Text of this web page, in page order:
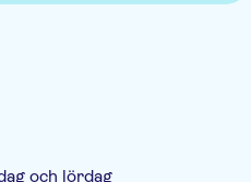
och lördag